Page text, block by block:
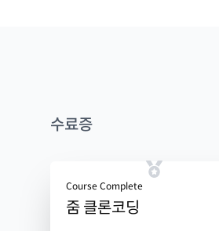
수료증
Course Complete
줌 클론코딩